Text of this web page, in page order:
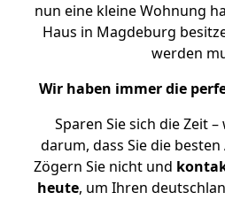
nun eine kleine Wohnung
Haus in Magdeburg
werden
Wir haben immer die
Sparen Sie sich die Zeit
darum, dass Sie die
Zögern Sie nicht und
heute, um Ihren